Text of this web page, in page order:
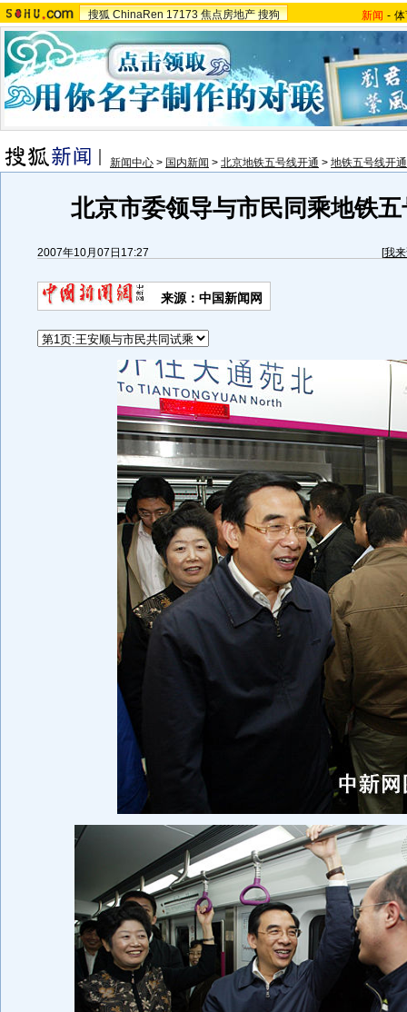
搜狐 ChinaRen 17173 焦点房地产 搜狗 新闻 -
新闻中心 > 国内新闻 > 北京地铁五号线开通 > 地铁五号线开
北京市委领导与市民同乘地铁
2007年10月07日17:27 [我
来源：中国新闻网